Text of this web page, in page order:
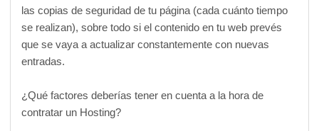
las copias de seguridad de tu página (cada cuánto tiempo
se realizan), sobre todo si el contenido en tu web prevés
que se vaya a actualizar constantemente con nuevas
entradas.
¿Qué factores deberías tener en cuenta a la hora de
contratar un Hosting?